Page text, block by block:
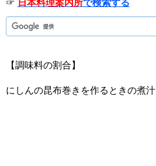
☞ 日本料理案内所で検索する
【調味料の割合】
にしんの昆布巻きを作るときの煮汁